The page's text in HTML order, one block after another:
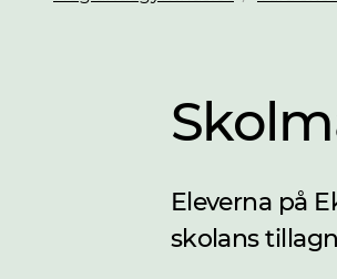
Eleverna på
skolans